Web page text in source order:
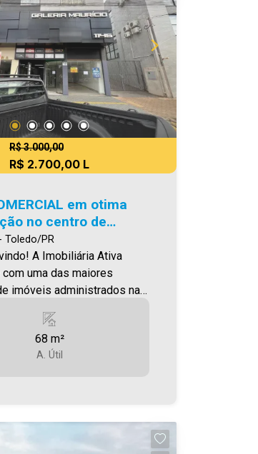
são verdadeiras,
nos o direito de
erro de digitação e/ou
como alteração dos
Fotos meramente
R$ 3.000,00
R$ 2.700,00 L
em otima
no centro de
Toledo/PR
Ativa
com uma das maiores
imóveis administrados na
mais uma de nossas
cobrado FCI -
em nosso site. Aproveite
Ativa,
68 m²
A. Útil